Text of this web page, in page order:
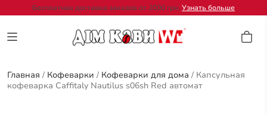
Бесплатная доставка заказов от 2000 грн. Узнать больше
Главная / Кофеварки / Кофеварки для дома / Капсульная
кофеварка Caffitaly Nautilus s06sh Red автомат